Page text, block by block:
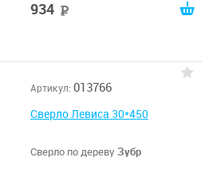
934
Артикул: 013766
Сверло Левиса 30*450
Сверло по дереву Зубр